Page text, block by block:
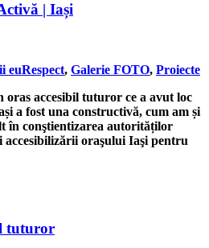
| Iași
euRespect, Galerie FOTO, Proiecte
oras accesibil tuturor ce a avut loc
a fost una constructivă, cum am și
în conştientizarea autorităților
accesibilizării oraşului Iaşi pentru
tuturor